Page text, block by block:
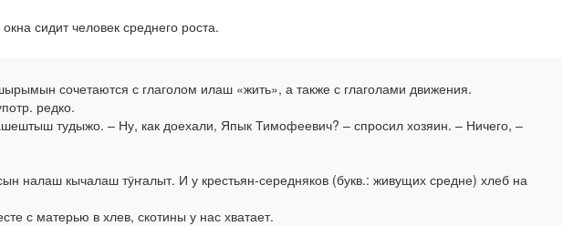
сидит человек среднего роста.
сочетаются с глаголом илаш «жить», а также с глаголами движения.
редко.
тудыжо. – Ну, как доехали, Япык Тимофеевич? – спросил хозяин. – Ничего, –
налаш кычалаш тӱҥалыт. И у крестьян-середняков (букв.: живущих средне) хлеб на
с матерью в хлев, скотины у нас хватает.